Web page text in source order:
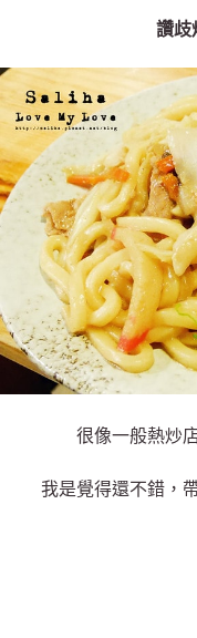
讚歧
很像一般熱炒
我是覺得還不錯 ，